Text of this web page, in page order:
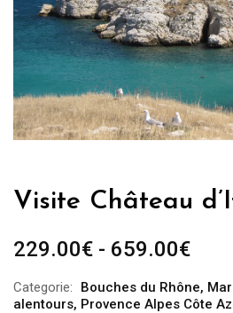
Visite Château
229.00€ - 659.00€
Categorie: Bouches du Rhône,
alentours, Provence Alpes Côte